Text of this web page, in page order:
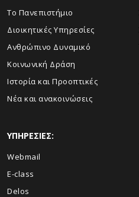
Το Πανεπιστήμιο
Διοικητικές Υπηρεσίες
Ανθρώπινο Δυναμικό
Κοινωνική Δράση
Ιστορία και Προοπτικές
Νέα και ανακοινώσεις
ΥΠΗΡΕΣΙΕΣ:
Webmail
E-class
Delos